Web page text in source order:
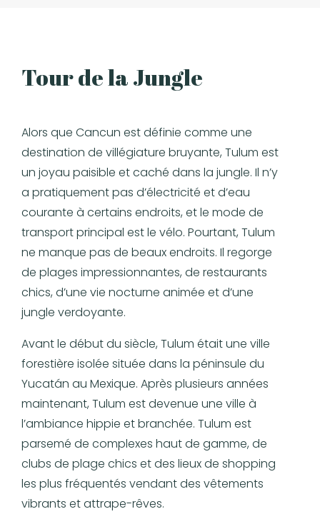
Tour de la Jungle
Alors que Cancun est définie comme une
destination de villégiature bruyante, Tulum est
un joyau paisible et caché dans la jungle. Il n’y
a pratiquement pas d’électricité et d’eau
courante à certains endroits, et le mode de
transport principal est le vélo. Pourtant, Tulum
ne manque pas de beaux endroits. Il regorge
de plages impressionnantes, de restaurants
chics, d’une vie nocturne animée et d’une
jungle verdoyante.
Avant le début du siècle, Tulum était une ville
forestière isolée située dans la péninsule du
Yucatán au Mexique. Après plusieurs années
maintenant, Tulum est devenue une ville à
l’ambiance hippie et branchée. Tulum est
parsemé de complexes haut de gamme, de
clubs de plage chics et des lieux de shopping
les plus fréquentés vendant des vêtements
vibrants et attrape-rêves.